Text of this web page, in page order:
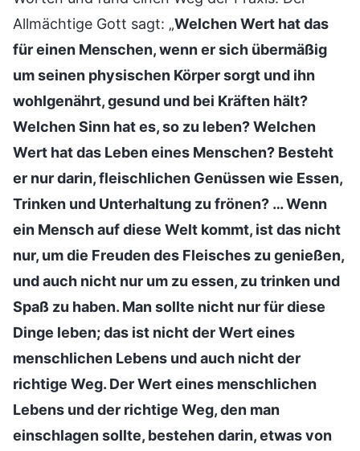
Allmächtige Gott sagt: „Welchen Wert hat das
für einen Menschen, wenn er sich übermäßig
um seinen physischen Körper sorgt und ihn
wohlgenährt, gesund und bei Kräften hält?
Welchen Sinn hat es, so zu leben? Welchen
Wert hat das Leben eines Menschen? Besteht
er nur darin, fleischlichen Genüssen wie Essen,
Trinken und Unterhaltung zu frönen? … Wenn
ein Mensch auf diese Welt kommt, ist das nicht
nur, um die Freuden des Fleisches zu genießen,
und auch nicht nur um zu essen, zu trinken und
Spaß zu haben. Man sollte nicht nur für diese
Dinge leben; das ist nicht der Wert eines
menschlichen Lebens und auch nicht der
richtige Weg. Der Wert eines menschlichen
Lebens und der richtige Weg, den man
einschlagen sollte, bestehen darin, etwas von